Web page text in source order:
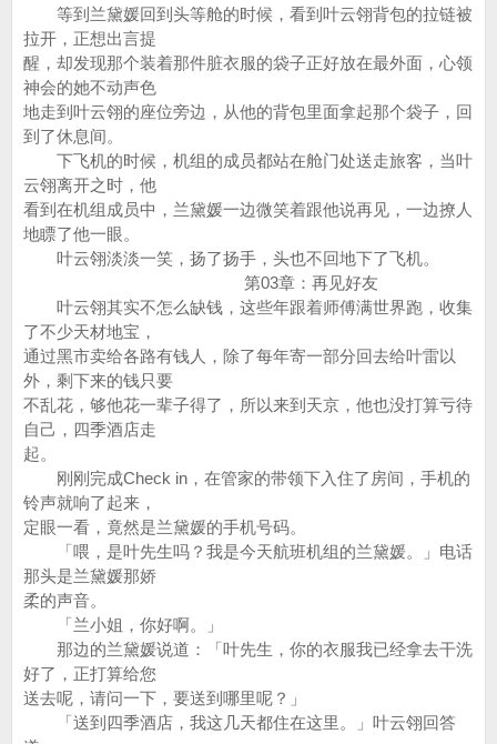
等到兰黛媛回到头等舱的时候，看到叶云翎背包的拉链被
拉开，正想出言提
醒，却发现那个装着那件脏衣服的袋子正好放在最外面，心领
神会的她不动声色
地走到叶云翎的座位旁边，从他的背包里面拿起那个袋子，回
到了休息间。
下飞机的时候，机组的成员都站在舱门处送走旅客，当叶
云翎离开之时，他
看到在机组成员中，兰黛媛一边微笑着跟他说再见，一边撩人
地瞟了他一眼。
叶云翎淡淡一笑，扬了扬手，头也不回地下了飞机。
第03章：再见好友
叶云翎其实不怎么缺钱，这些年跟着师傅满世界跑，收集
了不少天材地宝，
通过黑市卖给各路有钱人，除了每年寄一部分回去给叶雷以
外，剩下来的钱只要
不乱花，够他花一辈子得了，所以来到天京，他也没打算亏待
自己，四季酒店走
起。
刚刚完成Check in，在管家的带领下入住了房间，手机的
铃声就响了起来，
定眼一看，竟然是兰黛媛的手机号码。
「喂，是叶先生吗？我是今天航班机组的兰黛媛。」电话
那头是兰黛媛那娇
柔的声音。
「兰小姐，你好啊。」
那边的兰黛媛说道：「叶先生，你的衣服我已经拿去干洗
好了，正打算给您
送去呢，请问一下，要送到哪里呢？」
「送到四季酒店，我这几天都住在这里。」叶云翎回答